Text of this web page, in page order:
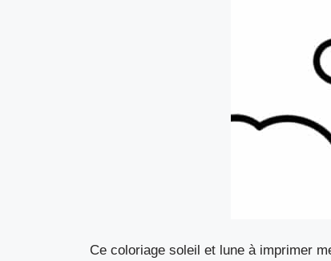
Ce coloriage soleil et lune à imprimer